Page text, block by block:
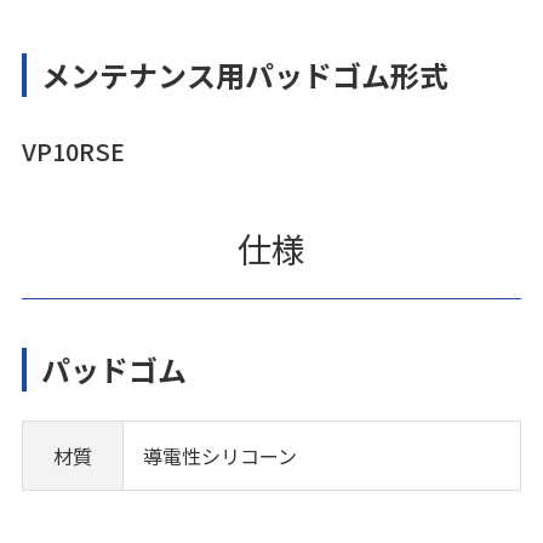
メンテナンス用パッドゴム形式
VP10RSE
仕様
パッドゴム
材質 導電性シリコーン